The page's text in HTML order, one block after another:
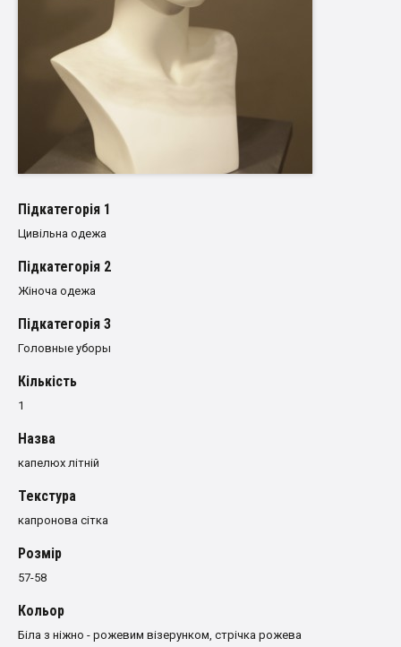
Пiдкатегорiя 1
Цивільна одежа
Пiдкатегорiя 2
Жіноча одежа
Пiдкатегорiя 3
Головные уборы
Кількість
1
Назва
капелюх літній
Текстура
капронова сітка
Розмiр
57-58
Кольор
Біла з ніжно - рожевим візерунком, стрічка рожева